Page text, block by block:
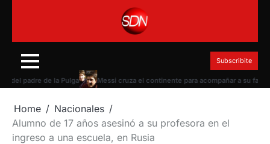
Subscribite
padre de la Pulga Messi cruza el continente para acompañar a su familia en
Home
Nacionales
Alumno de 17 años asesinó a su profesora en el
ingreso a una escuela, en Rusia